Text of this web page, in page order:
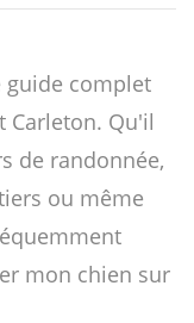
guide complet
Carleton. Qu'il
de randonnée,
ou même
mon chien sur